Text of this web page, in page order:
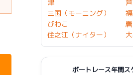
津
三国（モーニング）
びわこ
住之江（ナイター）
ボートレース年間